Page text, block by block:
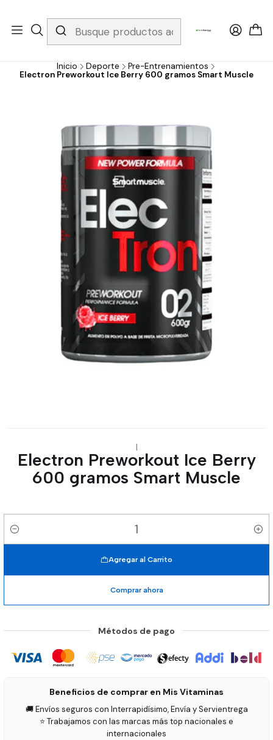
Whatsapp 3229079958/ Fijo 6019251796 / Envios a todo el país y
gratis apartir de 199.000!
Inicio Deporte
Pre-Entrenamientos
Electron Preworkout Ice Berry 600 gramos Smart Muscle
|
Electron Preworkout Ice Berry
600 gramos Smart Muscle
Cantidad
Agregar al Carrito
Comprar ahora
Métodos de pago
Beneficios de comprar en Mis Vitaminas
🚚 Envíos seguros con Interrapidísimo, Envía y Servientrega
⭐ Trabajamos con las marcas más top nacionales e
internacionales